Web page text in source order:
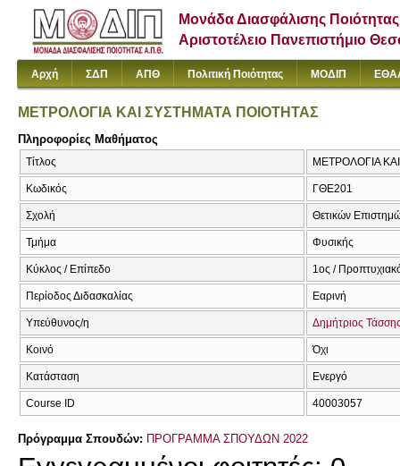
Μονάδα Διασφάλισης Ποιότητας
Αριστοτέλειο Πανεπιστήμιο
Αρχή ΣΔΠ ΑΠΘ Πολιτική Ποιότητας ΜΟΔΙΠ
ΜΕΤΡΟΛΟΓΙΑ ΚΑΙ ΣΥΣΤΗΜΑΤΑ ΠΟΙΟΤΗΤΑΣ
Πληροφορίες Μαθήματος
Τίτλος ΜΕΤΡΟΛΟΓΙΑ
Κωδικός ΓΘΕ201
Σχολή Θετικών
Τμήμα Φυσικής
Κύκλος / Επίπεδο 1ος /
Περίοδος Διδασκαλίας Εαρινή
Υπεύθυνος/η Δημήτριος
Κοινό Όχι
Κατάσταση Ενεργό
Course ID 40003057
Πρόγραμμα Σπουδών: ΠΡΟΓΡΑΜΜΑ ΣΠΟΥΔΩΝ 2022